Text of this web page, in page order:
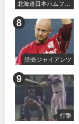
北海道日本ハムファ
読売ジャイアンツ
打撃